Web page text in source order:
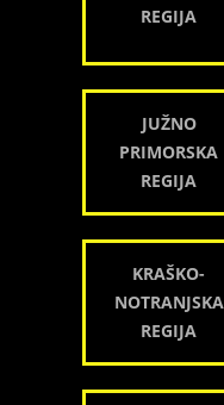
REGIJA
JUŽNO
PRIMORSKA
REGIJA
KRAŠKO-
NOTRANJSKA
REGIJA